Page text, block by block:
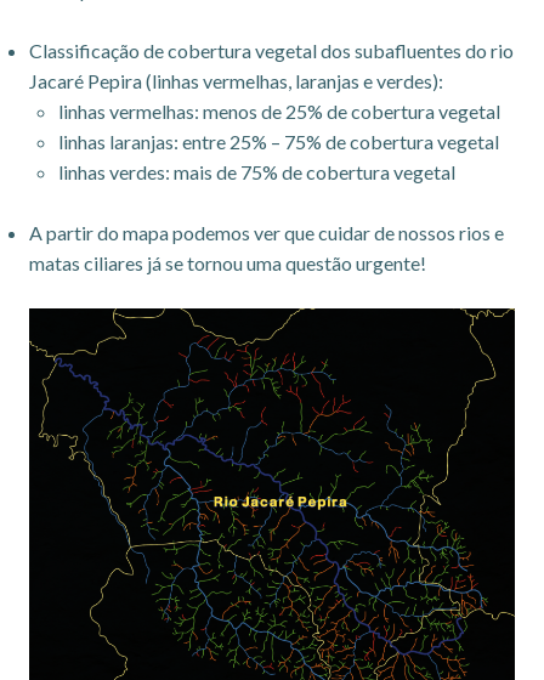
Classificação de cobertura vegetal dos subafluentes do rio
Jacaré Pepira (linhas vermelhas, laranjas e verdes):
linhas vermelhas: menos de 25% de cobertura vegetal
linhas laranjas: entre 25% – 75% de cobertura vegetal
linhas verdes: mais de 75% de cobertura vegetal
A partir do mapa podemos ver que cuidar de nossos rios e
matas ciliares já se tornou uma questão urgente!